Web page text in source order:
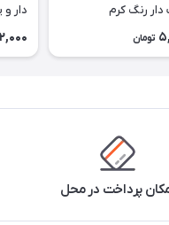
رنگ کرم
تومان
دار
پرداخت در محل